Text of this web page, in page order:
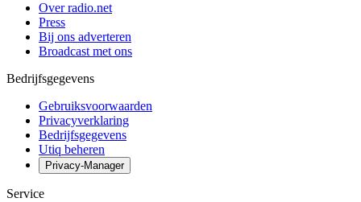
Over radio.net
Press
Bij ons adverteren
Broadcast met ons
Bedrijfsgegevens
Gebruiksvoorwaarden
Privacyverklaring
Bedrijfsgegevens
Utiq beheren
Privacy-Manager
Service